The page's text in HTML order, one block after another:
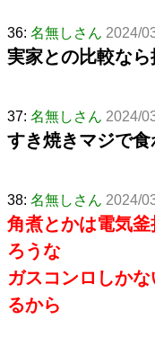
36: 名無しさん 2024/
実家との比較な
37: 名無しさん 2024/
すき焼きマジで
38: 名無しさん 2024/
角煮とかは電気
ろうな
ガスコンロしか
るから